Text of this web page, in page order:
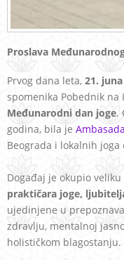
Proslava
Prvog dana leta, 21.
spomenika Pobednik
Međunarodni dan joge.
godina, bila je
Beograda i lokalnih joga
Događaj je okupio
praktičara joge,
ujedinjene u
zdravlju, mentalnoj
holističkom blagostanju.